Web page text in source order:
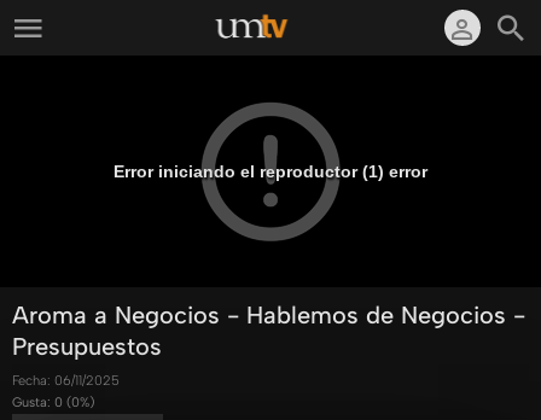
Error iniciando el reproductor (1) error
Aroma a Negocios - Hablemos de Negocios -
Presupuestos
Fecha: 06/11/2025
Gusta: 0 (0%)